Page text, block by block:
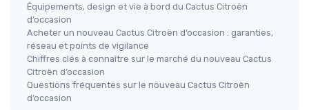
Équipements, design et vie à bord du Cactus Citroën
d’occasion
Acheter un nouveau Cactus Citroën d’occasion : garanties,
réseau et points de vigilance
Chiffres clés à connaître sur le marché du nouveau Cactus
Citroën d’occasion
Questions fréquentes sur le nouveau Cactus Citroën
d’occasion